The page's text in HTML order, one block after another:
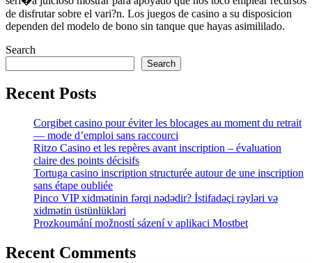
de disfrutar sobre el vari?n. Los juegos de casino a su disposicion
dependen del modelo de bono sin tanque que hayas asimililado.
Search
Search
Recent Posts
Corgibet casino pour éviter les blocages au moment du retrait
— mode d’emploi sans raccourci
Ritzo Casino et les repères avant inscription – évaluation
claire des points décisifs
Tortuga casino inscription structurée autour de une inscription
sans étape oubliée
Pinco VIP xidmətinin fərqi nədədir? İstifadəçi rəyləri və
xidmətin üstünlükləri
Prozkoumání možností sázení v aplikaci Mostbet
Recent Comments